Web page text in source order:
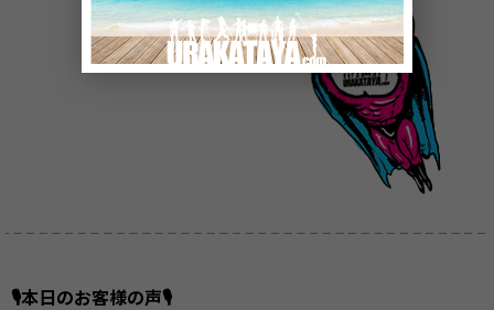
🎙️本日のお客様の声🎙️